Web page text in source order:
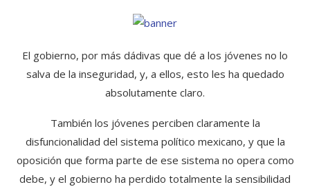
El gobierno, por más dádivas que dé a los jóvenes no lo
salva de la inseguridad, y, a ellos, esto les ha quedado
absolutamente claro.
También los jóvenes perciben claramente la
disfuncionalidad del sistema político mexicano, y que la
oposición que forma parte de ese sistema no opera como
debe, y el gobierno ha perdido totalmente la sensibilidad